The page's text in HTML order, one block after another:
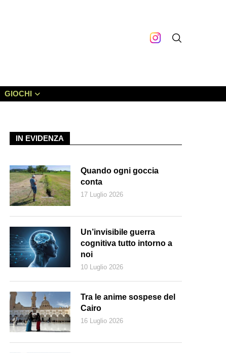
GIOCHI
IN EVIDENZA
Quando ogni goccia
conta
17 Luglio 2026
Un’invisibile guerra
cognitiva tutto intorno a
noi
10 Luglio 2026
Tra le anime sospese del
Cairo
16 Luglio 2026